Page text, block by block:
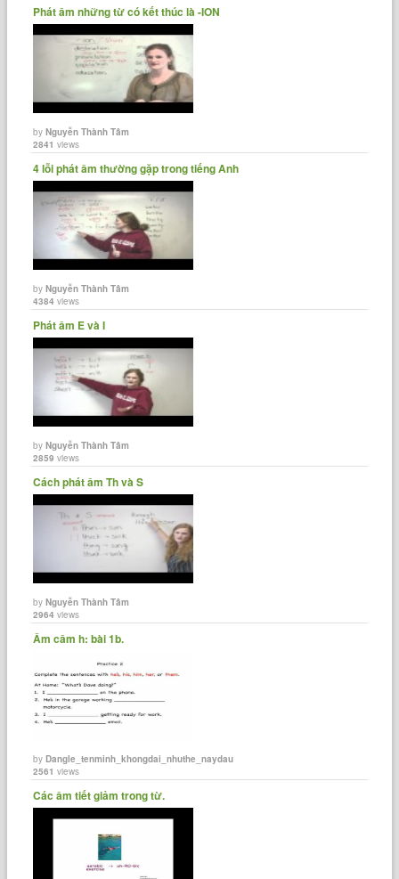
Phát âm những từ có kết thúc là -ION
byNguyễn Thành Tâm
2841 views
4 lỗi phát âm thường gặp trong tiếng Anh
byNguyễn Thành Tâm
4384 views
Phát âm E và I
byNguyễn Thành Tâm
2859 views
Cách phát âm Th và S
byNguyễn Thành Tâm
2964 views
Âm câm h: bài 1b.
byDangle_tenminh_khongdai_nhuthe_naydau
2561 views
Các âm tiết giảm trong từ.